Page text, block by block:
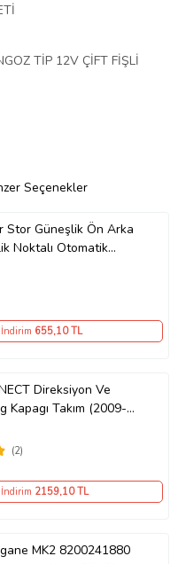
TİP 12V ÇİFT FİŞLİ
Seçenekler
Stor Güneşlik Ön Arka
Noktalı Otomatik
Koruyucu Araba Suv
655,10 TL
Direksiyon Ve
Kapagı Takım (2009-
(2)
2159,10 TL
MK2 8200241880